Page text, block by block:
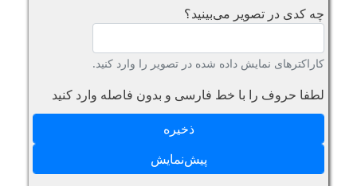
چه کدی در تصویر می‌بینید؟
کاراکترهای نمایش داده شده در تصویر را وارد کنید.
لطفا حروف را با خط فارسی و بدون فاصله وارد کنید